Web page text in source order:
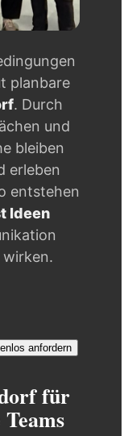
planbare
. Durch
und
bleiben
erleben
entstehen
Ideen
anfordern
für